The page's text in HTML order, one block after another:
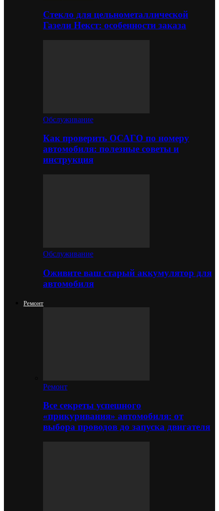
Стекло для цельнометаллической
Газели Некст: особенности заказа
Обслуживание
Как проверить ОСАГО по номеру
автомобиля: полезные советы и
инструкция
Обслуживание
Оживите ваш старый аккумулятор для
автомобиля
Ремонт
Ремонт
Все секреты успешного
«прикуривания» автомобиля: от
выбора проводов до запуска двигателя